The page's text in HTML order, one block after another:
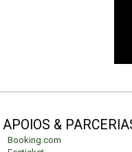
APOIOS &
Booking.com